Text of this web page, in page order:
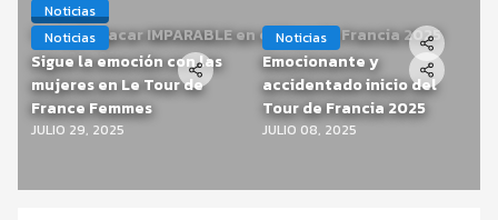
Noticias
Tadej Pogacar IMPARABLE en el Tour de Francia 2025
JULIO 30, 2025
Noticias
Sigue la emoción con las
mujeres en Le Tour de
France Femmes
JULIO 29, 2025
Noticias
Emocionante y
accidentado inicio del
Tour de Francia 2025
JULIO 08, 2025